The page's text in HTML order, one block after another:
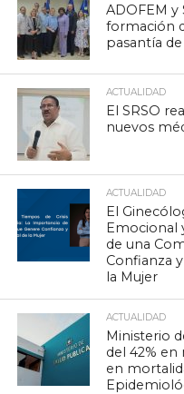
ADOFEM y
formación
pasantía
ACTUALIDAD
El SRSO
nuevos
ACTUALIDAD
El
Emocional
de una
Confianza
la Mujer
ACTUALIDAD
Ministerio
del 42% en
en